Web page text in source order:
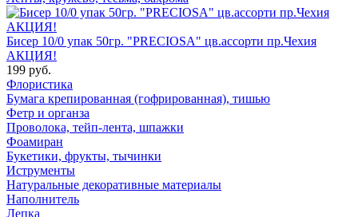
Бисер 10/0 упак 50гр. "PRECIOSA" цв.ассорти пр.Чехия
АКЦИЯ!
199 руб.
Флористика
Бумага крепированная (гофрированная), тишью
Фетр и органза
Проволока, тейп-лента, шпажки
Фоамиран
Букетики, фрукты, тычинки
Иструменты
Натуральные декоративные материалы
Наполнитель
Лепка